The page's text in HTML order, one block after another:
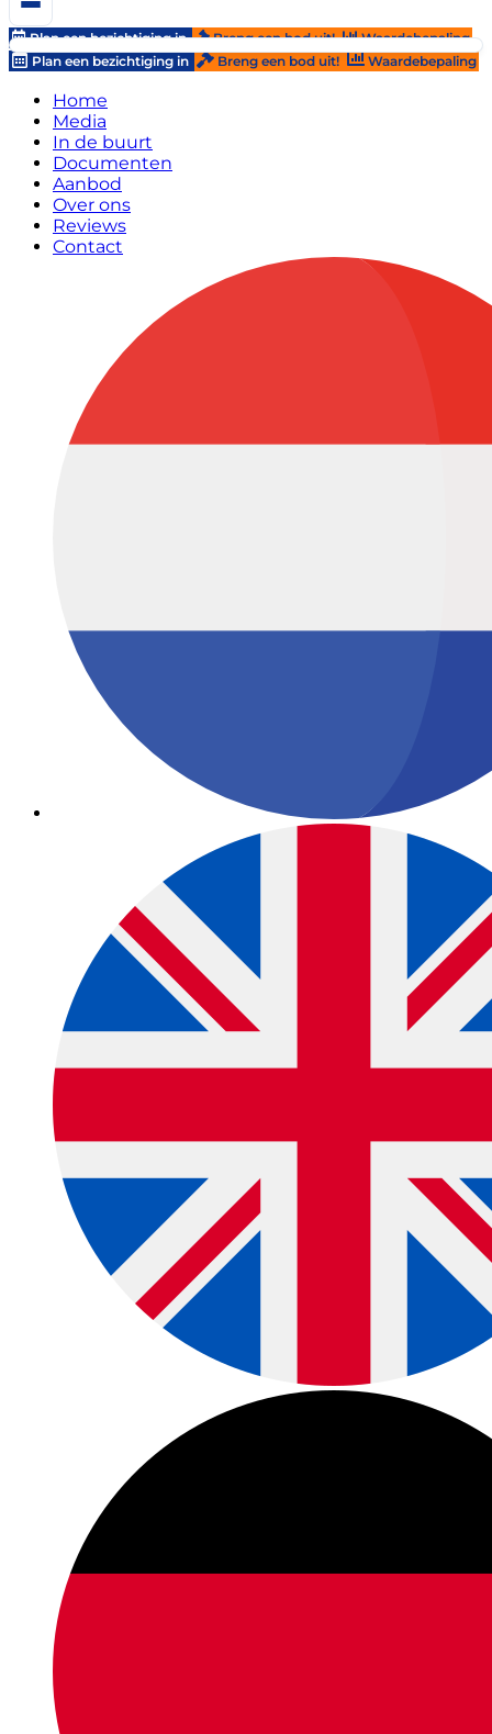
Plan een bezichtiging in Breng een bod uit!
Waardebepaling
Plan een bezichtiging in
Breng een bod uit! Waardebepaling
Home
Media
In de buurt
Documenten
Aanbod
Over ons
Reviews
Contact